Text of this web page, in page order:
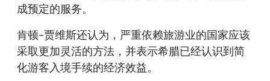
成预定的服务。
肯顿-贾维斯还认为，严重依赖旅游业的国家应该
采取更加灵活的方法，并表示希腊已经认识到简
化游客入境手续的经济效益。